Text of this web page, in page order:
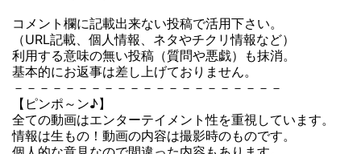
コメント欄に記載出来ない投稿で活用下さい。
（URL記載、個人情報、ネタやチクリ情報など）
利用する意味の無い投稿（質問や悪戯）も抹消。
基本的にお返事は差し上げておりません。
－－－－－－－－－－－－－－－－－－－－－
【ピンポ～ン♪】
全ての動画はエンターテイメント性を重視しています。
情報は生もの！動画の内容は撮影時のものです。